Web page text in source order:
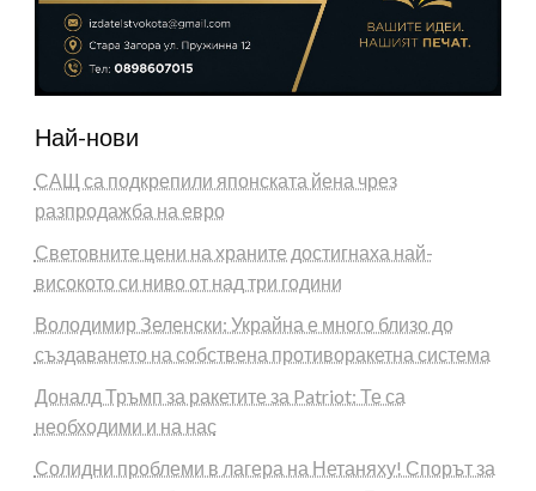
Най-нови
САЩ са подкрепили японската йена чрез
разпродажба на евро
Световните цени на храните достигнаха най-
високото си ниво от над три години
Володимир Зеленски: Украйна е много близо до
създаването на собствена противоракетна система
Доналд Тръмп за ракетите за Patriot: Те са
необходими и на нас
Солидни проблеми в лагера на Нетаняху! Спорът за